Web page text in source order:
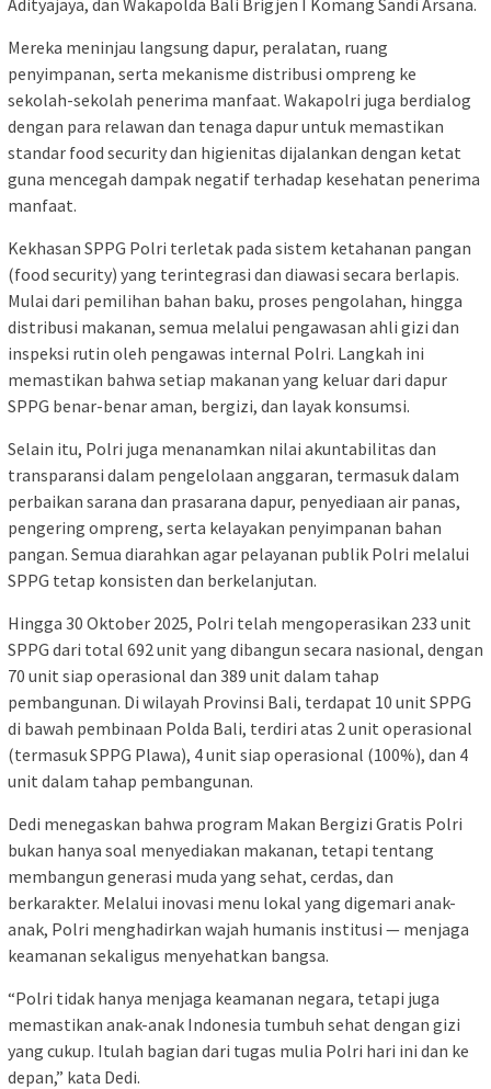
Mereka meninjau langsung dapur, peralatan, ruang
penyimpanan, serta mekanisme distribusi ompreng ke
sekolah-sekolah penerima manfaat. Wakapolri juga berdialog
dengan para relawan dan tenaga dapur untuk memastikan
standar food security dan higienitas dijalankan dengan ketat
guna mencegah dampak negatif terhadap kesehatan penerima
manfaat.
Kekhasan SPPG Polri terletak pada sistem ketahanan pangan
(food security) yang terintegrasi dan diawasi secara berlapis.
Mulai dari pemilihan bahan baku, proses pengolahan, hingga
distribusi makanan, semua melalui pengawasan ahli gizi dan
inspeksi rutin oleh pengawas internal Polri. Langkah ini
memastikan bahwa setiap makanan yang keluar dari dapur
SPPG benar-benar aman, bergizi, dan layak konsumsi.
Selain itu, Polri juga menanamkan nilai akuntabilitas dan
transparansi dalam pengelolaan anggaran, termasuk dalam
perbaikan sarana dan prasarana dapur, penyediaan air panas,
pengering ompreng, serta kelayakan penyimpanan bahan
pangan. Semua diarahkan agar pelayanan publik Polri melalui
SPPG tetap konsisten dan berkelanjutan.
Hingga 30 Oktober 2025, Polri telah mengoperasikan 233 unit
SPPG dari total 692 unit yang dibangun secara nasional, dengan
70 unit siap operasional dan 389 unit dalam tahap
pembangunan. Di wilayah Provinsi Bali, terdapat 10 unit SPPG
di bawah pembinaan Polda Bali, terdiri atas 2 unit operasional
(termasuk SPPG Plawa), 4 unit siap operasional (100%), dan 4
unit dalam tahap pembangunan.
Dedi menegaskan bahwa program Makan Bergizi Gratis Polri
bukan hanya soal menyediakan makanan, tetapi tentang
membangun generasi muda yang sehat, cerdas, dan
berkarakter. Melalui inovasi menu lokal yang digemari anak-
anak, Polri menghadirkan wajah humanis institusi — menjaga
keamanan sekaligus menyehatkan bangsa.
“Polri tidak hanya menjaga keamanan negara, tetapi juga
memastikan anak-anak Indonesia tumbuh sehat dengan gizi
yang cukup. Itulah bagian dari tugas mulia Polri hari ini dan ke
depan,” kata Dedi.